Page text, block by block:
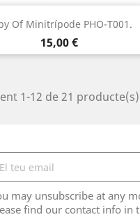
Of Minitrípode PHO-T001.
Preu
15,00 €
Vista ràpida
1-12 de 21 producte(s)
may unsubscribe at any
find our contact info in